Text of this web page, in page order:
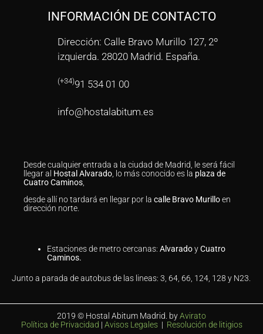
INFORMACIÓN DE CONTACTO
Dirección: Calle Bravo Murillo 127, 2º
izquierda. 28020 Madrid. España.
(+34)91 534 01 00
info@hostalabitum.es
Desde cualquier entrada a la ciudad de Madrid, le será fácil
llegar al Hostal Alvarado , lo más conocido es la plaza de
Cuatro Caminos
desde allí no tardará en llegar por la calle Bravo Murilloen
dirección norte.
Estaciones de metro cercanas: AlvaradoyCuatro
Caminos.
Junto a parada de autobus de las lineas: 3, 64, 66, 124, 128 y N23.
2019 © Hostal Abitum Madrid. byAvirato
Política de Privacidad | Avisos Legales| Resolución de litigios